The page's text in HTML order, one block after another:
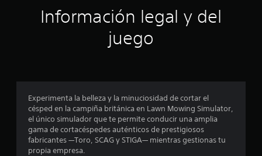
ó
m
e
Información legal y del
juego
Experimenta la belleza y la minuciosidad de cortar el
césped en la campiña británica en Lawn Mowing Simulator,
el único simulador que te permite conducir una amplia
gama de cortacéspedes auténticos de prestigiosos
fabricantes —Toro, SCAG y STIGA— mientras gestionas tu
propia empresa.